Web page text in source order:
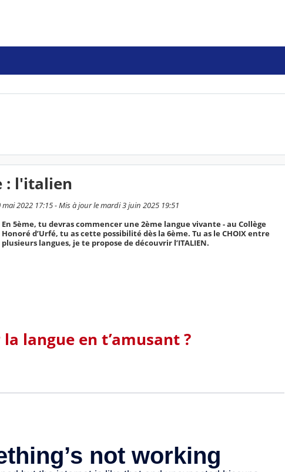
: l'italien
mai 2022 17:15 - Mis à jour le mardi 3 juin 2025 19:51
En 5ème, tu devras commencer une 2ème langue vivante - au Collège
Honoré d’Urfé, tu as cette possibilité dès la 6ème. Tu as le CHOIX entre
plusieurs langues, je te propose de découvrir l’ITALIEN.
langue en t’amusant ?